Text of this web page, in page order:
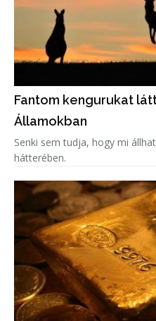
Fantom kengurukat
Államokban
Senki sem tudja, hogy mi
hátterében.